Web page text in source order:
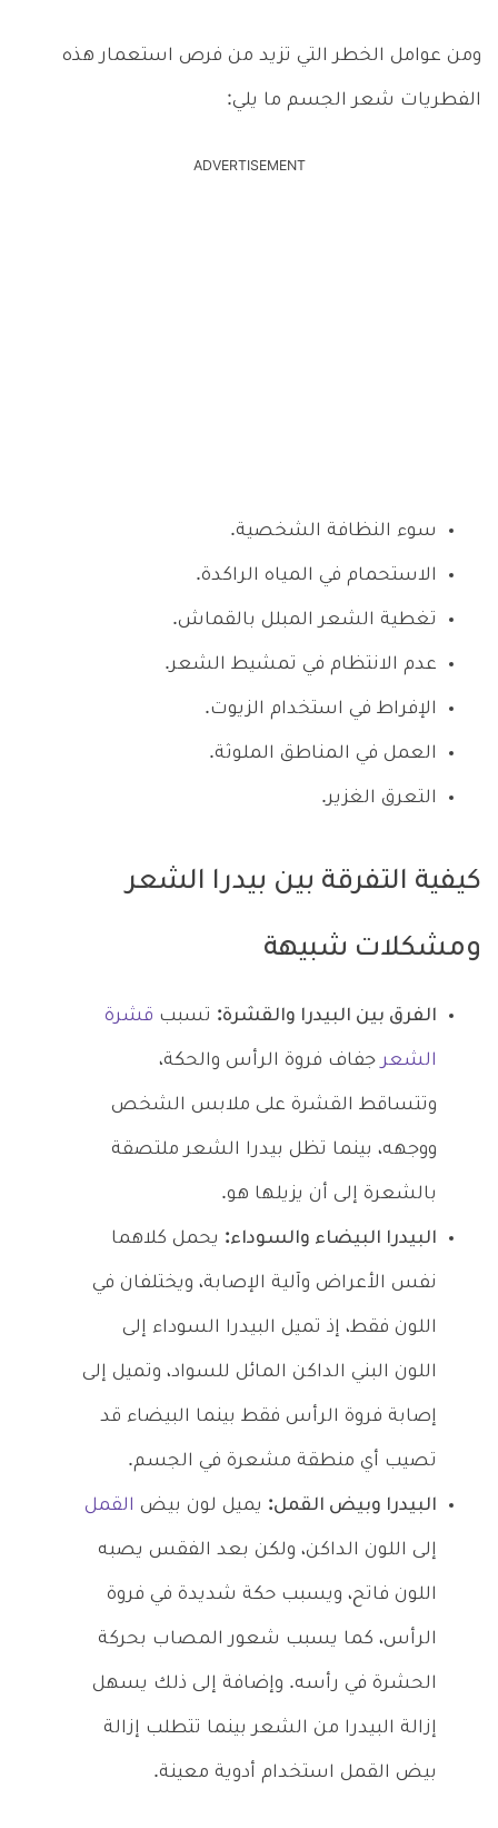
ومن عوامل الخطر التي تزيد من فرص استعمار هذه
الفطريات شعر الجسم ما يلي:
ADVERTISEMENT
سوء النظافة الشخصية.
الاستحمام في المياه الراكدة.
تغطية الشعر المبلل بالقماش.
عدم الانتظام في تمشيط الشعر.
الإفراط في استخدام الزيوت.
العمل في المناطق الملوثة.
التعرق الغزير.
كيفية التفرقة بين بيدرا الشعر
ومشكلات شبيهة
الفرق بين البيدرا والقشرة: تسبب قشرة
الشعر جفاف فروة الرأس والحكة،
وتتساقط القشرة على ملابس الشخص
ووجهه، بينما تظل بيدرا الشعر ملتصقة
بالشعرة إلى أن يزيلها هو.
البيدرا البيضاء والسوداء: يحمل كلاهما
نفس الأعراض وآلية الإصابة، ويختلفان في
اللون فقط، إذ تميل البيدرا السوداء إلى
اللون البني الداكن المائل للسواد، وتميل إلى
إصابة فروة الرأس فقط بينما البيضاء قد
تصيب أي منطقة مشعرة في الجسم.
البيدرا وبيض القمل: يميل لون بيض القمل
إلى اللون الداكن، ولكن بعد الفقس يصبه
اللون فاتح، ويسبب حكة شديدة في فروة
الرأس، كما يسبب شعور المصاب بحركة
الحشرة في رأسه. وإضافة إلى ذلك يسهل
إزالة البيدرا من الشعر بينما تتطلب إزالة
بيض القمل استخدام أدوية معينة.